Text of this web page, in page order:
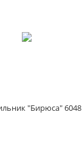
"Бирюса" 6048